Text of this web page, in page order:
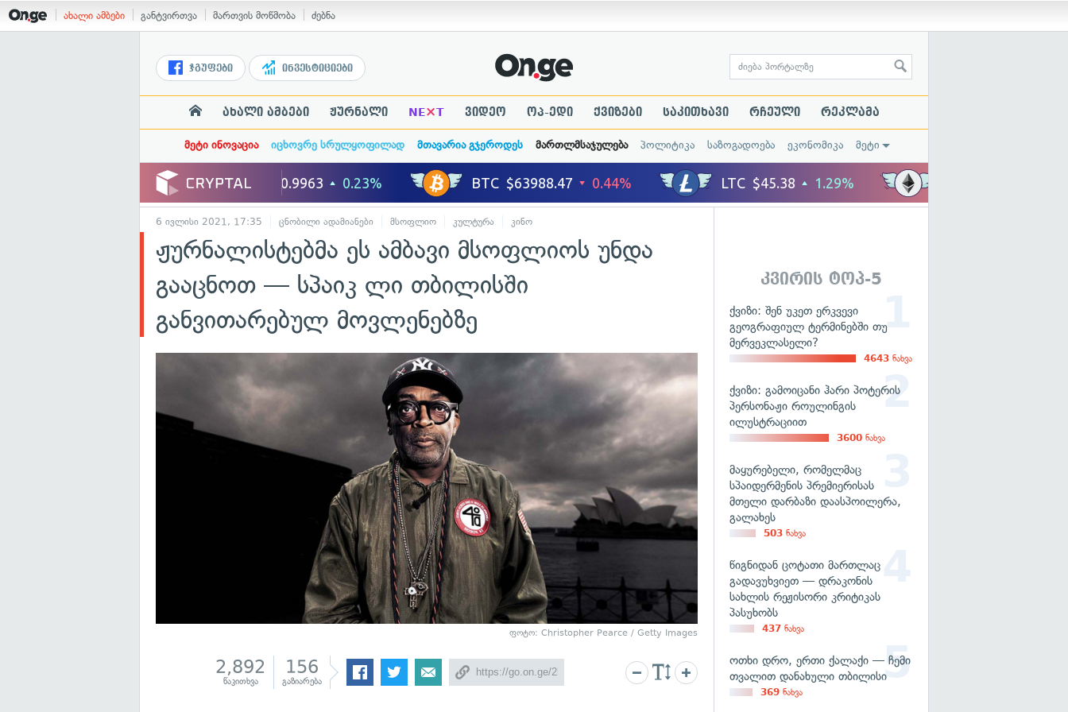
ახალი ამბები განტვირთვა მართვის მოწმობა ძებნა
ჯგუფები ინვესტიციები
ახალი ამბები ჟურნალი NE×T ვიდეო ოპ-ედი ქვიზები საკითხავი რჩეული რეკლამა
მეტი ინოვაცია იცხოვრე სრულყოფილად მთავარია გჯეროდეს მართლმსაჯულება პოლიტიკა საზოგადოება ეკონომიკა მეტი
6 ივლისი 2021, 17:35 ცნობილი ადამიანები მსოფლიო კულტურა კინო
ჟურნალისტებმა ეს ამბავი მსოფლიოს უნდა
გააცნოთ — სპაიკ ლი თბილისში
განვითარებულ მოვლენებზე
ფოტო: Christopher Pearce / Getty Images
2,892
წაკითხვა
156
გაზიარება
კვირის ტოპ-5
ქვიზი: შენ უკეთ ერკვევი
გეოგრაფიულ ტერმინებში თუ
მერვეკლასელი?
4643 ნახვა
ქვიზი: გამოიცანი ჰარი პოტერის
პერსონაჟი როულინგის
ილუსტრაციით
3600 ნახვა
მაყურებელი, რომელმაც
სპაიდერმენის პრემიერისას
მთელი დარბაზი დაასპოილერა,
გალახეს
503 ნახვა
წიგნიდან ცოტათი მართლაც
გადავუხვიეთ — დრაკონის
სახლის რეჟისორი კრიტიკას
პასუხობს
437 ნახვა
ოთხი დრო, ერთი ქალაქი — ჩემი
თვალით დანახული თბილისი
369 ნახვა